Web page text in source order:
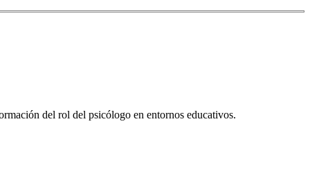
del rol del psicólogo en entornos educativos.